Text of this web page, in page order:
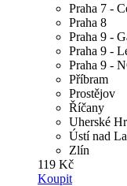
Praha 7 -
Praha 8
Praha 9 -
Praha 9 -
Praha 9 -
Příbram
Prostějov
Říčany
Uherské
Ústí nad
Zlín
119 Kč
Koupit